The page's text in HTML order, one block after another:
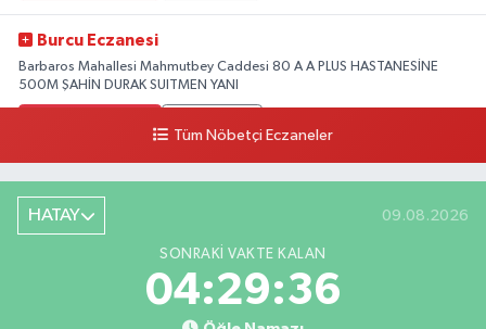
Burcu Eczanesi
Barbaros Mahallesi Mahmutbey Caddesi 80 A A PLUS HASTANESİNE
500M ŞAHİN DURAK SUITMEN YANI
Akşemsettin Mahallesi Akdeniz Caddesi No:12 A 41.01948179055185,
28.946705949073934
Yol Tarifi Al
Tüm Nöbetçi Eczaneler
HATAY 09.08.2026
SONRAKI VAKTE KALAN
04:29:36